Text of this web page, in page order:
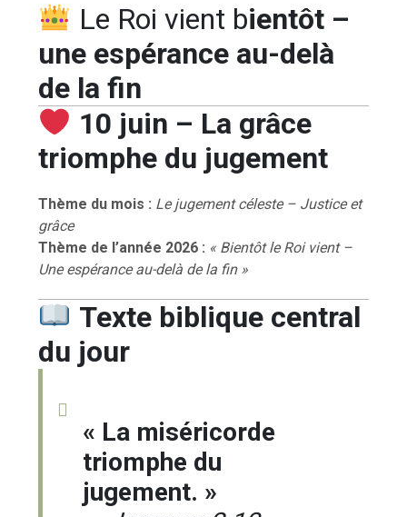
Le Roi vient bientôt –
une espérance au-delà
de la fin
10 juin – La grâce
triomphe du jugement
Thème du mois : Le jugement céleste – Justice et
grâce
Thème de l’année 2026 : « Bientôt le Roi vient –
Une espérance au-delà de la fin »
Texte biblique central
du jour
« La miséricorde
triomphe du
jugement. »